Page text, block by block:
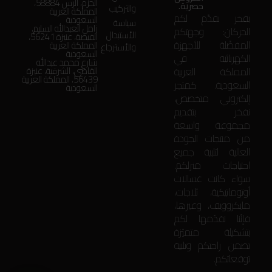
حصرية.
بفخر نقدّم لكم
الحركان: وجهتكم
المفضّلة للأجهزة
الكهربائية في
المملكة العربية
السعودية. كمتجر
إلكتروني متخصص،
نفخر بتقديم
مجموعة واسعة
من منتجات الجودة
العالية لتلبية جميع
احتياجات منزلكم.
سواء كانت غسالات
أوتوماتيكية، ثلاجات،
مايكروويف، وغيرها،
فإنّنا نقدّمها لكم
بتشكيلة متميّزة
تضمن راحتكم وتلبية
توقعاتكم.
والتركيب
سياسة
الأستبدال
والأسترجاع
المملكة العربية
السعودية
زامل العبدالله السليم،
الفيضة، عنيزة 56241،
المملكة العربية
السعودية
شارع محمد عبدالله
القاضي، الشرقية، عنيزة
56439، المملكة العربية
السعودية